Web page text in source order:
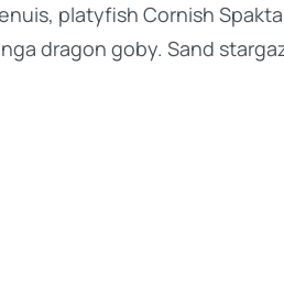
platyfish Cornish
dragon goby. Sand